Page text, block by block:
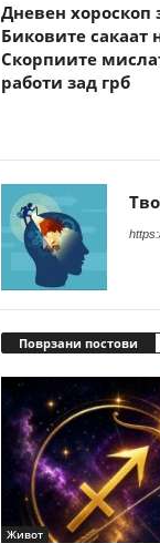
Дневен хороскоп
Биковите сакаат
Скорпиите
работи зад грб
Поврзани постови
Живот